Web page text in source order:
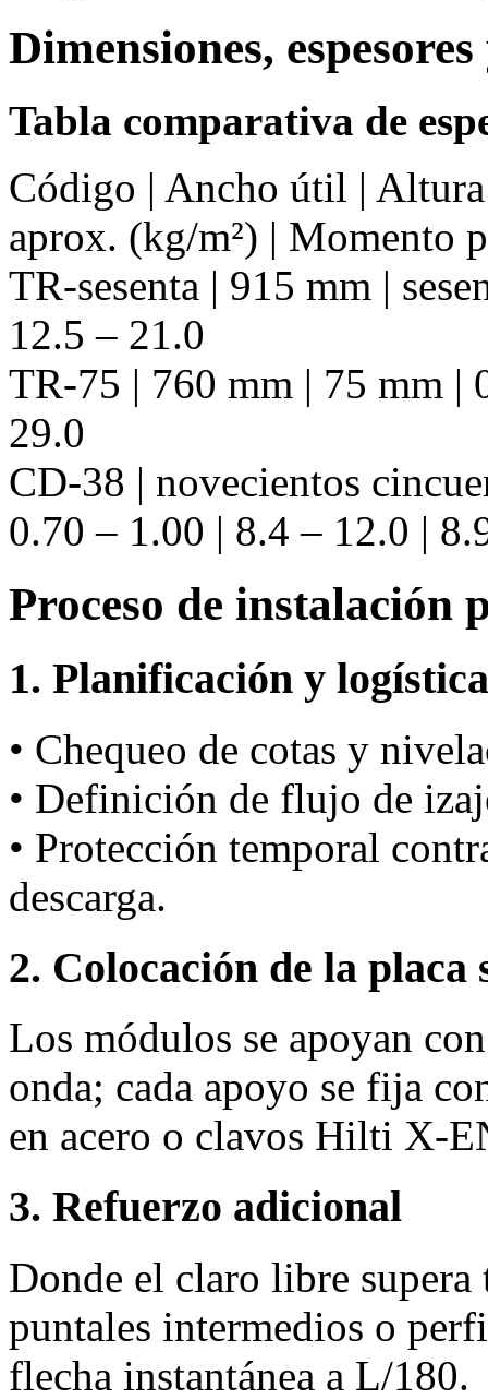
Dimensiones,
Tabla comparativa de
Código | Ancho útil |
aprox. (kg/m²) | Momento
TR-sesenta | 915 mm |
12.5 – 21.0
TR-75 | 760 mm | 75 mm |
29.0
CD-38 | novecientos
0.70 – 1.00 | 8.4 – 12.0 |
Proceso de instalación
1. Planificación y
• Chequeo de cotas y
• Definición de flujo de
• Protección temporal
descarga.
2. Colocación de la placa
Los módulos se apoyan
onda; cada apoyo se fija
en acero o clavos Hilti
3. Refuerzo adicional
Donde el claro libre supera
puntales intermedios o
flecha instantánea a L/180.